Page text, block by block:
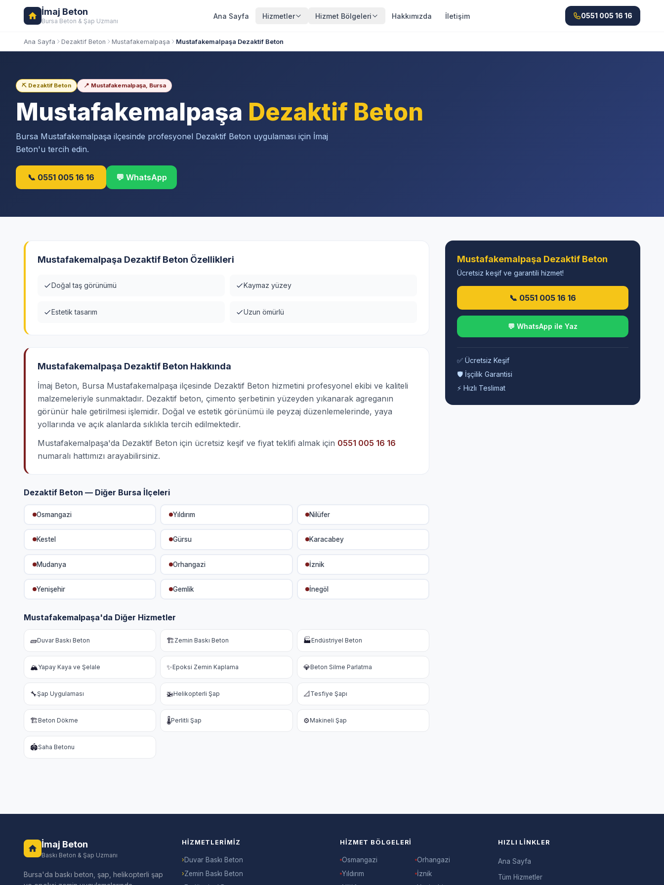
İmaj Beton
Bursa Beton & Şap Uzmanı
Ana Sayfa Hizmetler Hizmet Bölgeleri Hakkımızda İletişim 0551 005 16 16
Ana Sayfa Dezaktif Beton Mustafakemalpaşa Mustafakemalpaşa Dezaktif Beton
⛏️ Dezaktif Beton 📍 Mustafakemalpaşa, Bursa
Mustafakemalpaşa Dezaktif Beton
Bursa Mustafakemalpaşa ilçesinde profesyonel Dezaktif Beton uygulaması için İmaj
Beton'u tercih edin.
📞 0551 005 16 16 💬 WhatsApp
Mustafakemalpaşa Dezaktif Beton Özellikleri
Doğal taş görünümü Kaymaz yüzey
Estetik tasarım Uzun ömürlü
Mustafakemalpaşa Dezaktif Beton Hakkında
İmaj Beton, Bursa Mustafakemalpaşa ilçesinde Dezaktif Beton hizmetini profesyonel ekibi ve kaliteli
malzemeleriyle sunmaktadır. Dezaktif beton, çimento şerbetinin yüzeyden yıkanarak agreganın
görünür hale getirilmesi işlemidir. Doğal ve estetik görünümü ile peyzaj düzenlemelerinde, yaya
yollarında ve açık alanlarda sıklıkla tercih edilmektedir.
Mustafakemalpaşa'da Dezaktif Beton için ücretsiz keşif ve fiyat teklifi almak için 0551 005 16 16
numaralı hattımızı arayabilirsiniz.
Dezaktif Beton — Diğer Bursa İlçeleri
Osmangazi Yıldırım Nilüfer
Kestel Gürsu Karacabey
Mudanya Orhangazi İznik
Yenişehir Gemlik İnegöl
Mustafakemalpaşa'da Diğer Hizmetler
🧱Duvar Baskı Beton 🏗️Zemin Baskı Beton 🏭Endüstriyel Beton
🏔️Yapay Kaya ve Şelale ✨Epoksi Zemin Kaplama 💎Beton Silme Parlatma
🔧Şap Uygulaması 🚁Helikopterli Şap 📐Tesfiye Şapı
🏗️Beton Dökme 🌡️Perlitli Şap ⚙️Makineli Şap
🏟️Saha Betonu
Mustafakemalpaşa Dezaktif Beton
Ücretsiz keşif ve garantili hizmet!
📞 0551 005 16 16
💬 WhatsApp ile Yaz
✅ Ücretsiz Keşif
🛡️ İşçilik Garantisi
⚡ Hızlı Teslimat
İmaj Beton
Baskı Beton & Şap Uzmanı
Bursa'da baskı beton, şap, helikopterli şap
HIZMETLERIMIZ
› Duvar Baskı Beton
›Zemin Baskı Beton
HIZMET BÖLGELERI
Osmangazi
Yıldırım
Orhangazi
İznik
HIZLI LINKLER
Ana Sayfa
Tüm Hizmetler